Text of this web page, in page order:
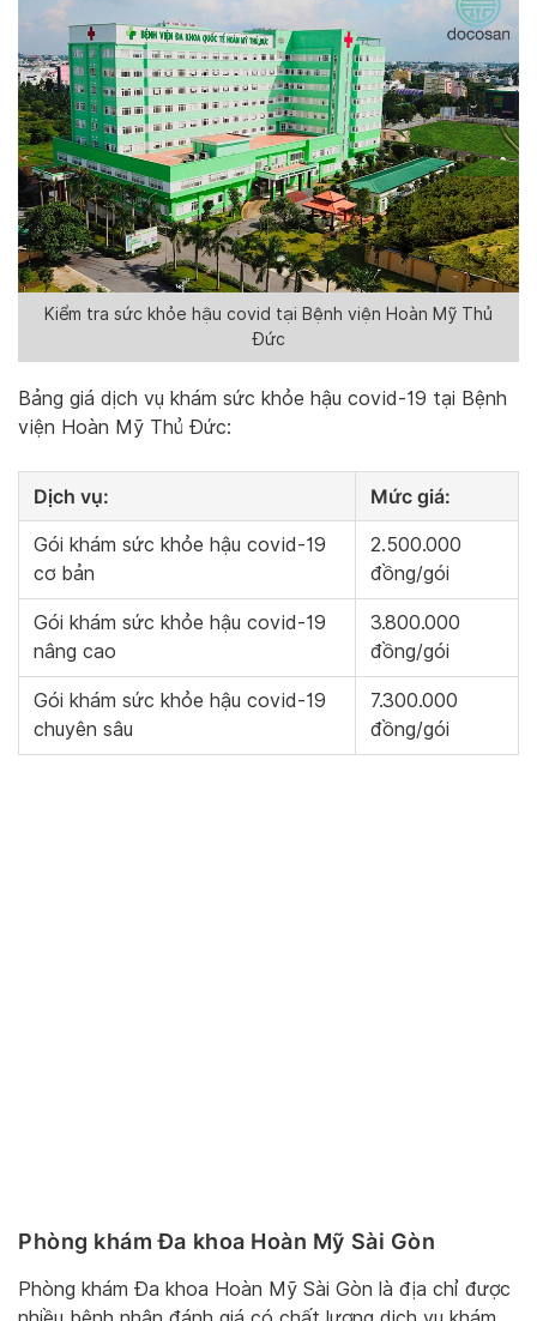
Kiểm tra sức khỏe hậu covid tại Bệnh viện Hoàn Mỹ Thủ
Đức
Bảng giá dịch vụ khám sức khỏe hậu covid-19 tại Bệnh
viện Hoàn Mỹ Thủ Đức:
Dịch vụ: Mức giá:
Gói khám sức khỏe hậu covid-19
cơ bản
2.500.000
đồng/gói
Gói khám sức khỏe hậu covid-19
nâng cao
3.800.000
đồng/gói
Gói khám sức khỏe hậu covid-19
chuyên sâu
7.300.000
đồng/gói
Phòng khám Đa khoa Hoàn Mỹ Sài Gòn
Phòng khám Đa khoa Hoàn Mỹ Sài Gòn là địa chỉ được